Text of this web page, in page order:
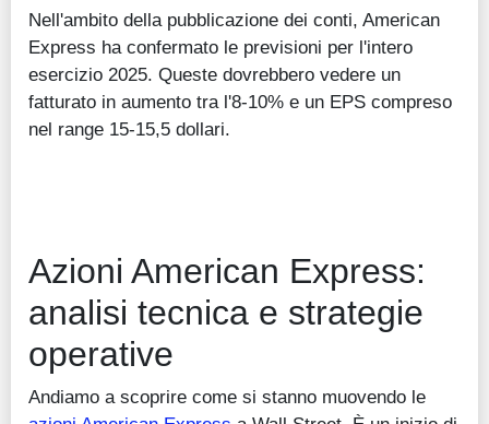
Nell'ambito della pubblicazione dei conti, American
Express ha confermato le previsioni per l'intero
esercizio 2025. Queste dovrebbero vedere un
fatturato in aumento tra l'8-10% e un EPS compreso
nel range 15-15,5 dollari.
Azioni American Express:
analisi tecnica e strategie
operative
Andiamo a scoprire come si stanno muovendo le